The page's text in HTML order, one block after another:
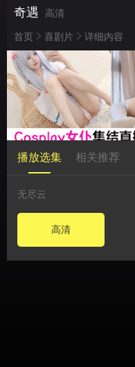
奇遇 高清
首页 喜剧片 详细内容
播放选集 相关推荐
无尽云
高清